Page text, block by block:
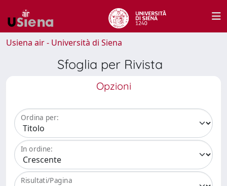
Usiena air - Università di Siena
Sfoglia per Rivista
Opzioni
Ordina per:
In ordine:
Risultati/Pagina